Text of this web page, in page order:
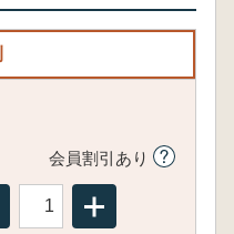
会員割引あり